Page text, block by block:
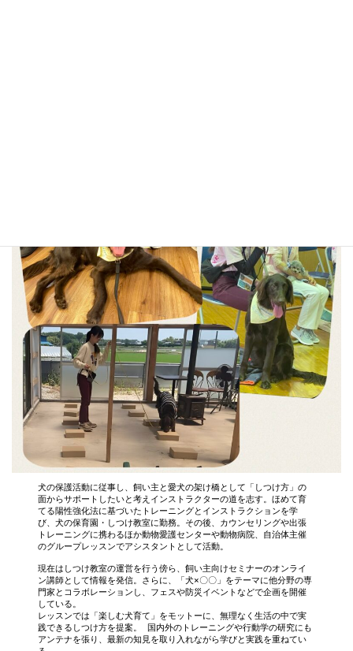
犬の保護活動に従事し、飼い主と愛犬の架け橋として「しつけ方」の
面からサポートしたいと考えインストラクターの道を志す。ほめて育
てる陽性強化法に基づいたトレーニングとインストラクションを学
び、犬の保育園・しつけ教室に勤務。その後、カウンセリングや出張
トレーニングに携わるほか動物愛護センターや動物病院、自治体主催
のグループレッスンでアシスタントとして活動。
現在はしつけ教室の運営を行う傍ら、飼い主向けセミナーのオンライ
ン講師として情報を発信。さらに、「犬×〇〇」をテーマに他分野の専
門家とコラボレーションし、フェスや防災イベントなどで企画を開催
している。
レッスンでは「楽しむ犬育て」をモットーに、無理なく生活の中で実
践できるしつけ方を提案。 国内外のトレーニングや行動学の研究にも
アンテナを張り、最新の知見を取り入れながら学びと実践を重ねてい